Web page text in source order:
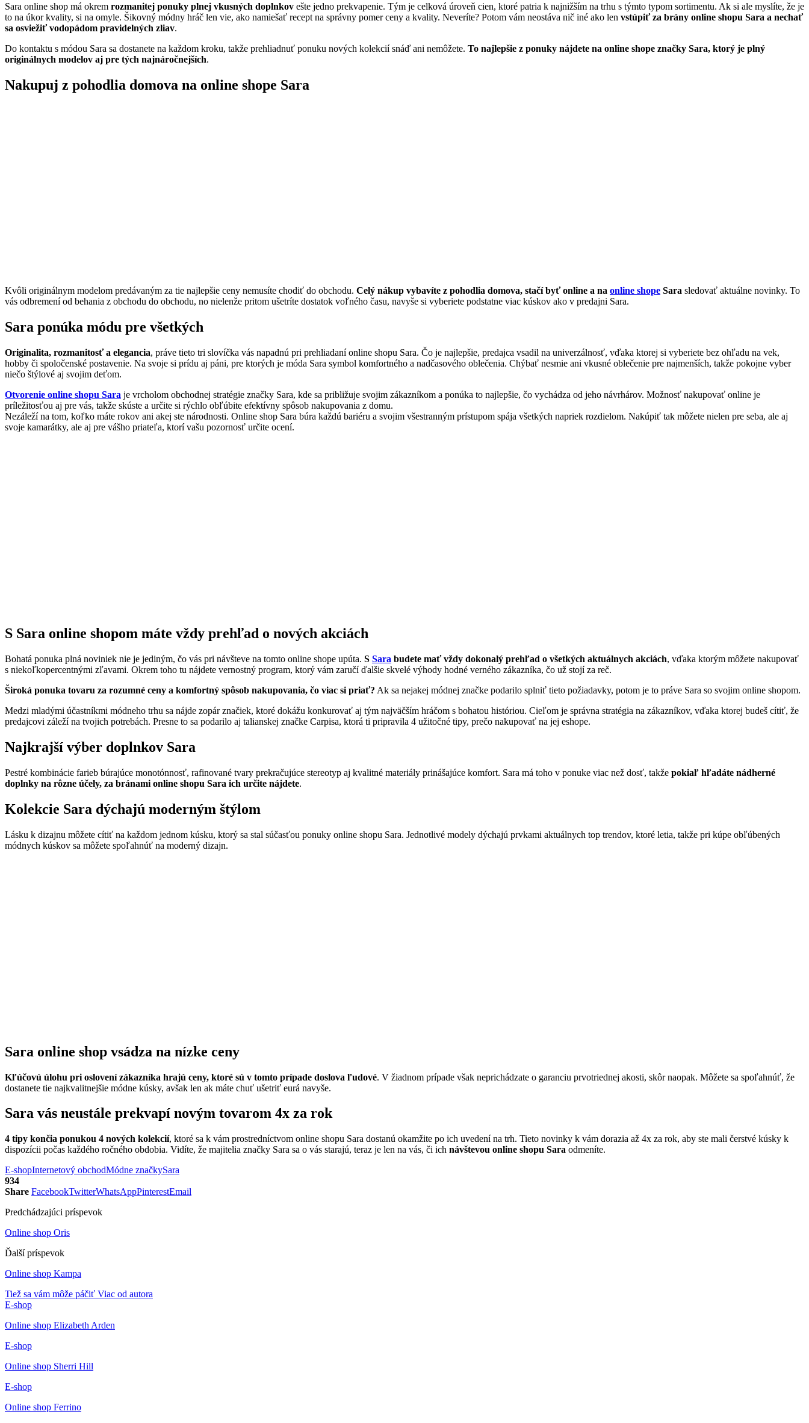
Sara online shop má okrem rozmanitej ponuky plnej vkusných doplnkov ešte jedno prekvapenie. Tým je celková úroveň cien, ktoré patria k najnižším na trhu s týmto typom sortimentu. Ak si ale myslíte, že je
to na úkor kvality, si na omyle. Šikovný módny hráč len vie, ako namiešať recept na správny pomer ceny a kvality. Neveríte? Potom vám neostáva nič iné ako len vstúpiť za brány online shopu Sara a nechať
sa osviežiť vodopádom pravidelných zliav.
Do kontaktu s módou Sara sa dostanete na každom kroku, takže prehliadnuť ponuku nových kolekcií snáď ani nemôžete. To najlepšie z ponuky nájdete na online shope značky Sara, ktorý je plný
originálnych modelov aj pre tých najnáročnejších.
Nakupuj z pohodlia domova na online shope Sara
Kvôli originálnym modelom predávaným za tie najlepšie ceny nemusíte chodiť do obchodu. Celý nákup vybavíte z pohodlia domova, stačí byť online a na online shope Sara sledovať aktuálne novinky. To
vás odbremení od behania z obchodu do obchodu, no nielenže pritom ušetríte dostatok voľného času, navyše si vyberiete podstatne viac kúskov ako v predajni Sara.
Sara ponúka módu pre všetkých
Originalita, rozmanitosť a elegancia, práve tieto tri slovíčka vás napadnú pri prehliadaní online shopu Sara. Čo je najlepšie, predajca vsadil na univerzálnosť, vďaka ktorej si vyberiete bez ohľadu na vek,
hobby či spoločenské postavenie. Na svoje si prídu aj páni, pre ktorých je móda Sara symbol komfortného a nadčasového oblečenia. Chýbať nesmie ani vkusné oblečenie pre najmenších, takže pokojne vyber
niečo štýlové aj svojim deťom.
Otvorenie online shopu Sara je vrcholom obchodnej stratégie značky Sara, kde sa približuje svojim zákazníkom a ponúka to najlepšie, čo vychádza od jeho návrhárov. Možnosť nakupovať online je
príležitosťou aj pre vás, takže skúste a určite si rýchlo obľúbite efektívny spôsob nakupovania z domu.
Nezáleží na tom, koľko máte rokov ani akej ste národnosti. Online shop Sara búra každú bariéru a svojim všestranným prístupom spája všetkých napriek rozdielom. Nakúpiť tak môžete nielen pre seba, ale aj
svoje kamarátky, ale aj pre vášho priateľa, ktorí vašu pozornosť určite ocení.
S Sara online shopom máte vždy prehľad o nových akciách
Bohatá ponuka plná noviniek nie je jediným, čo vás pri návšteve na tomto online shope upúta. S Sara budete mať vždy dokonalý prehľad o všetkých aktuálnych akciách, vďaka ktorým môžete nakupovať
s niekoľkopercentnými zľavami. Okrem toho tu nájdete vernostný program, ktorý vám zaručí ďalšie skvelé výhody hodné verného zákazníka, čo už stojí za reč.
Široká ponuka tovaru za rozumné ceny a komfortný spôsob nakupovania, čo viac si priať? Ak sa nejakej módnej značke podarilo splniť tieto požiadavky, potom je to práve Sara so svojim online shopom.
Medzi mladými účastníkmi módneho trhu sa nájde zopár značiek, ktoré dokážu konkurovať aj tým najväčším hráčom s bohatou históriou. Cieľom je správna stratégia na zákazníkov, vďaka ktorej budeš cítiť, že
predajcovi záleží na tvojich potrebách. Presne to sa podarilo aj talianskej značke Carpisa, ktorá ti pripravila 4 užitočné tipy, prečo nakupovať na jej eshope.
Najkrajší výber doplnkov Sara
Pestré kombinácie farieb búrajúce monotónnosť, rafinované tvary prekračujúce stereotyp aj kvalitné materiály prinášajúce komfort. Sara má toho v ponuke viac než dosť, takže pokiaľ hľadáte nádherné
doplnky na rôzne účely, za bránami online shopu Sara ich určite nájdete.
Kolekcie Sara dýchajú moderným štýlom
Lásku k dizajnu môžete cítiť na každom jednom kúsku, ktorý sa stal súčasťou ponuky online shopu Sara. Jednotlivé modely dýchajú prvkami aktuálnych top trendov, ktoré letia, takže pri kúpe obľúbených
módnych kúskov sa môžete spoľahnúť na moderný dizajn.
Sara online shop vsádza na nízke ceny
Kľúčovú úlohu pri oslovení zákazníka hrajú ceny, ktoré sú v tomto prípade doslova ľudové. V žiadnom prípade však neprichádzate o garanciu prvotriednej akosti, skôr naopak. Môžete sa spoľahnúť, že
dostanete tie najkvalitnejšie módne kúsky, avšak len ak máte chuť ušetriť eurá navyše.
Sara vás neustále prekvapí novým tovarom 4x za rok
4 tipy končia ponukou 4 nových kolekcií, ktoré sa k vám prostredníctvom online shopu Sara dostanú okamžite po ich uvedení na trh. Tieto novinky k vám dorazia až 4x za rok, aby ste mali čerstvé kúsky k
dispozícii počas každého ročného obdobia. Vidíte, že majitelia značky Sara sa o vás starajú, teraz je len na vás, či ich návštevou online shopu Sara odmeníte.
E-shopInternetový obchodMódne značkySara
934
Share FacebookTwitterWhatsAppPinterestEmail
Predchádzajúci príspevok
Online shop Oris
Ďalší príspevok
Online shop Kampa
Tiež sa vám môže páčiť Viac od autora
E-shop
Online shop Elizabeth Arden
E-shop
Online shop Sherri Hill
E-shop
Online shop Ferrino